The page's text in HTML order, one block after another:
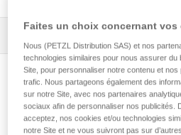
Faites un choix concernant vos
Nous (PETZL Distribution SAS) et nos
technologies similaires pour nous assurer du
Site, pour personnaliser notre contenu et
trafic. Nous partageons également des
sur notre Site, avec nos partenaires
sociaux afin de personnaliser nos publicités.
acceptez, nos cookies et/ou technologies
notre Site et ne vous suivront pas sur